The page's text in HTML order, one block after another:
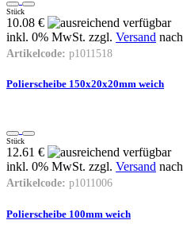
Stück
10.08 €
inkl. 0% MwSt. zzgl. Versand nach
Artikelcode: p1011518
Polierscheibe 150x20x20mm weich
Stück
12.61 €
inkl. 0% MwSt. zzgl. Versand nach
Artikelcode: p1011006
Polierscheibe 100mm weich